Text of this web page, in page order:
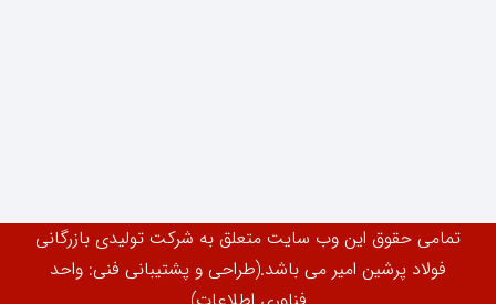
تمامی حقوق این وب سایت متعلق به شرکت تولیدی بازرگانی
فولاد پرشین امیر می باشد.(طراحی و پشتیبانی فنی: واحد